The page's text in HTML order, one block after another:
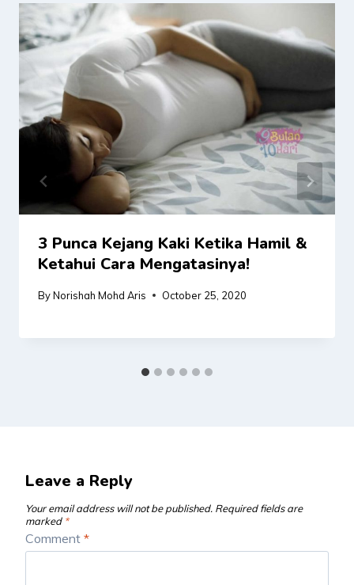
3 Punca Kejang Kaki Ketika Hamil &
Ketahui Cara Mengatasinya!
ByNorishah Mohd Aris October 25, 2020
Leave a Reply
Your email address will not be published. Required fields are
marked *
Comment *